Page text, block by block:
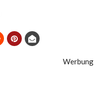
Werbung